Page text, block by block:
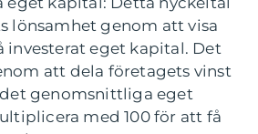
lönsamhet genom att visa
investerat eget kapital. Det
att dela företagets vinst
genomsnittliga eget
med 100 för att få